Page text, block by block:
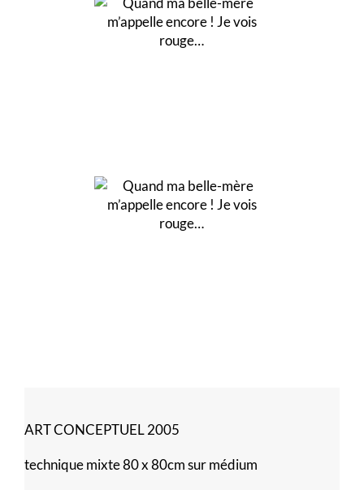
ART CONCEPTUEL 2005
technique mixte 80 x 80cm sur médium